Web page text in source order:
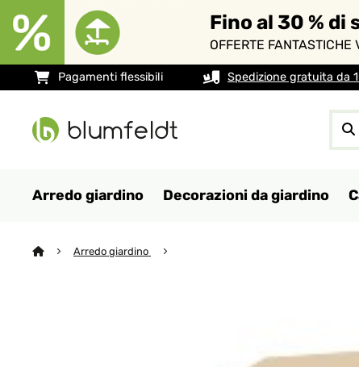
Fino al 30 %
OFFERTE FANTASTICHE
Pagamenti flessibili Spedizione gratuita da
Arredo giardino Decorazioni da giardino
Arredo giardino